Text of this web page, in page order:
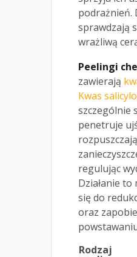
podrażnień.
sprawdzają
wrażliwą
Peelingi
zawierają
Kwas
szczególnie
penetruje
regulując
Działanie to
się do
oraz
Rodzaj